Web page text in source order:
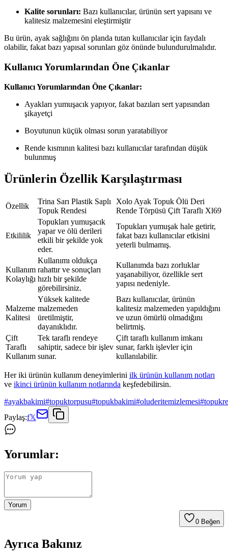
Kalite sorunları: Bazı kullanıcılar, ürünün sert yapısını ve
kalitesiz malzemesini eleştirmiştir
Bu ürün, ayak sağlığını ön planda tutan kullanıcılar için faydalı
olabilir, fakat bazı yapısal sorunları göz önünde bulundurulmalıdır.
Kullanıcı Yorumlarından Öne Çıkanlar
Kullanıcı Yorumlarından Öne Çıkanlar:
Ayakları yumuşacık yapıyor, fakat bazıları sert yapısından
şikayetçi
Boyutunun küçük olması sorun yaratabiliyor
Rende kısmının kalitesi bazı kullanıcılar tarafından düşük
bulunmuş
Ürünlerin Özellik Karşılaştırması
Özellik
Trina Sarı Plastik Saplı
Topuk Rendesi
Xolo Ayak Topuk Ölü Deri
Rende Törpüsü Çift Taraflı Xl69
Etkililik
Topukları yumuşacık
yapar ve ölü derileri
etkili bir şekilde yok
eder.
Topukları yumuşak hale getirir,
fakat bazı kullanıcılar etkisini
yeterli bulmamış.
Kullanım
Kolaylığı
Kullanımı oldukça
rahattır ve sonuçları
hızlı bir şekilde
görebilirsiniz.
Kullanımda bazı zorluklar
yaşanabiliyor, özellikle sert
yapısı nedeniyle.
Malzeme
Kalitesi
Yüksek kalitede
malzemeden
üretilmiştir,
dayanıklıdır.
Bazı kullanıcılar, ürünün
kalitesiz malzemeden yapıldığını
ve uzun ömürlü olmadığını
belirtmiş.
Çift
Taraflı
Kullanım
Tek taraflı rendeye
sahiptir, sadece bir işlev
sunar.
Çift taraflı kullanım imkanı
sunar, farklı işlevler için
kullanılabilir.
Her iki ürünün kullanım deneyimlerini ilk ürünün kullanım notları
ve ikinci ürünün kullanım notlarında keşfedebilirsin.
#ayakbakimi#topuktorpusu#topukbakimi#oluderitemizlemesi#
Paylaş:f𝕏
Yorumlar:
Yorum
0 Beğen
Ayrıca Bakınız